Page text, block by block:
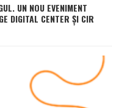
UN NOU EVENIMENT
DIGITAL CENTER ȘI CIR